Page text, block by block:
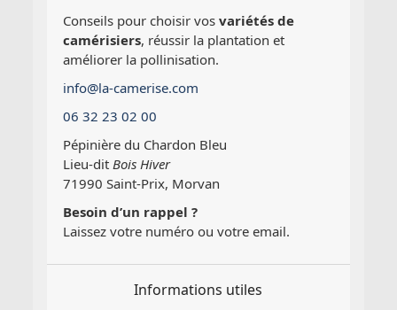
Conseils pour choisir vosvariétés de
camérisiers, réussir la plantation et
améliorer la pollinisation.
info@la-camerise.com
06 32 23 02 00
Pépinière du Chardon Bleu
Lieu-dit Bois Hiver
71990 Saint-Prix, Morvan
Besoin d’un rappel ?
Laissez votre numéro ou votre email.
Informations utiles